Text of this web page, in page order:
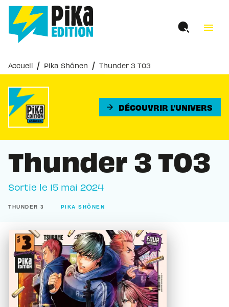
MENU RECHERCHE
PIED DE PAGE
menu
Accueil / Pika Shônen / Thunder 3 T03
arrow_forward DÉCOUVRIR L'UNIVERS
Thunder 3 T03
Sortie le 15 mai 2024
THUNDER 3 PIKA SHÔNEN